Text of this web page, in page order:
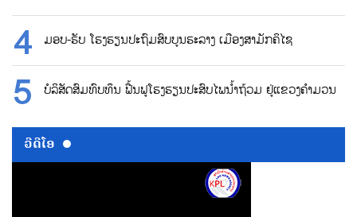
ມອບ-ຮັບ ໂຮງຮຽນປະຖົມສົບບູນຮະລາງ ເມືອງສາມັກຄິໄຊ
ບໍລິສັດສົມທົບທຶນ ຟື້ນຟູໂຮງຮຽນປະສົບໄພນ້ຳຖ້ວມ ຢູ່ແຂວງຄຳມວນ
ວີດີໂອ